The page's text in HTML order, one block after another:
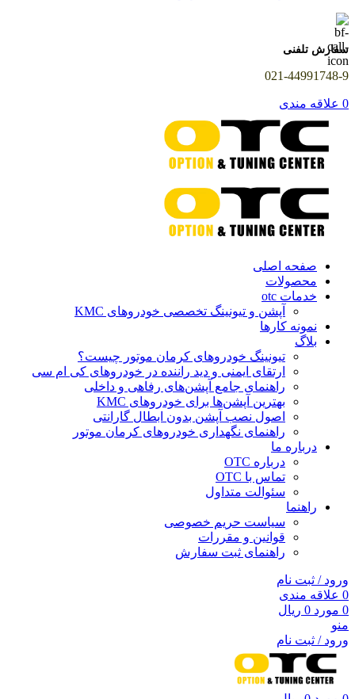
سفارش تلفنی
021-44991748-9
0 علاقه مندی
صفحه اصلی
محصولات
خدمات otc
آپشن و تیونینگ تخصصی خودروهای KMC
نمونه کارها
بلاگ
تیونینگ خودروهای کرمان موتور چیست؟
ارتقای ایمنی و دید راننده در خودروهای کی ام سی
راهنمای جامع آپشن‌های رفاهی و داخلی
بهترین آپشن‌ها برای خودروهای KMC
اصول نصب آپشن بدون ابطال گارانتی
راهنمای نگهداری خودروهای کرمان موتور
درباره ما
درباره OTC
تماس با OTC
سئوالت متداول
راهنما
سیاست حریم خصوصی
قوانین و مقررات
راهنمای ثبت سفارش
ورود / ثبت نام
0 علاقه مندی
0 مورد 0 ریال
منو
ورود / ثبت نام